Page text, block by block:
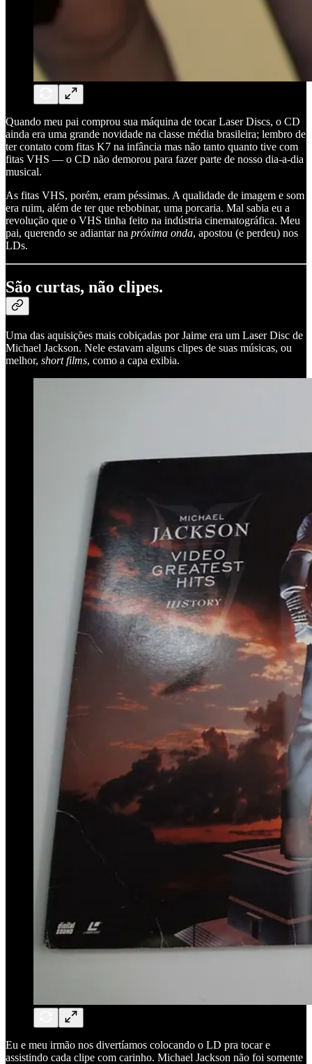
Quando meu pai comprou sua máquina de tocar Laser Discs, o CD
ainda era uma grande novidade na classe média brasileira; lembro de
ter contato com fitas K7 na infância mas não tanto quanto tive com
fitas VHS — o CD não demorou para fazer parte de nosso dia-a-dia
musical.
As fitas VHS, porém, eram péssimas. A qualidade de imagem e som
era ruim, além de ter que rebobinar, uma porcaria. Mal sabia eu a
revolução que o VHS tinha feito na indústria cinematográfica. Meu
pai, querendo se adiantar na próxima onda, apostou (e perdeu) nos
LDs.
São curtas, não clipes.
Uma das aquisições mais cobiçadas por Jaime era um Laser Disc de
Michael Jackson. Nele estavam alguns clipes de suas músicas, ou
melhor, short films, como a capa exibia.
Eu e meu irmão nos divertíamos colocando o LD pra tocar e
assistindo cada clipe com carinho. Michael Jackson não foi somente